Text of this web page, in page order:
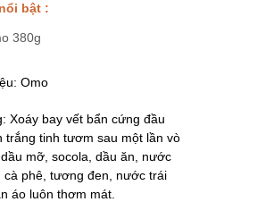
bật :
380g
Omo
Xoáy bay vết bẩn cứng đầu
trắng tinh tươm sau một lần vò
mỡ, socola, dầu ăn, nước
cà phê, tương đen, nước trái
áo luôn thơm mát.